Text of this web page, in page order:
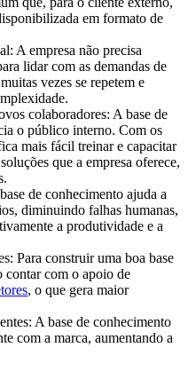
em formato de
A empresa não precisa
lidar com as demandas de
vezes se repetem e
colaboradores: A base de
o público interno. Com os
mais fácil treinar e capacitar
que a empresa oferece,
de conhecimento ajuda a
diminuindo falhas humanas,
a produtividade e a
Para construir uma boa base
contar com o apoio de
, o que gera maior
A base de conhecimento
com a marca, aumentando a